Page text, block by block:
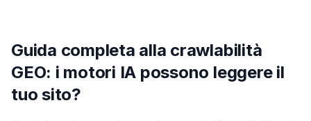
Guida completa alla crawlabilità
GEO: i motori IA possono leggere il
tuo sito?